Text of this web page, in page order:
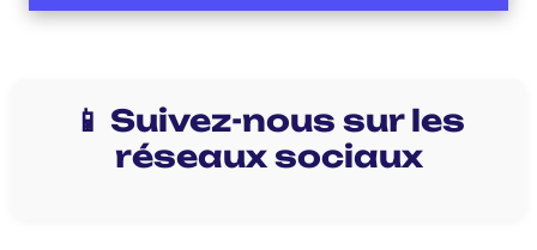
📱 Suivez-nous sur les
réseaux sociaux